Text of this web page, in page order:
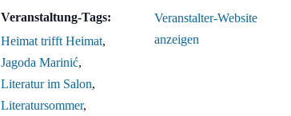
Veranstaltung-Tags:
Heimat trifft Heimat,
Jagoda Marinić,
Literatur im Salon,
Literatursommer,
Veranstalter-Website
anzeigen